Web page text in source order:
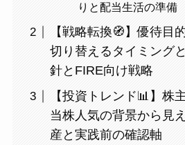
りと配当生活の準備
【戦略転換🧭】優待目
切り替えるタイミング
針とFIRE向け戦略
【投資トレンド📊】株
当株人気の背景から見
産と実践前の確認軸